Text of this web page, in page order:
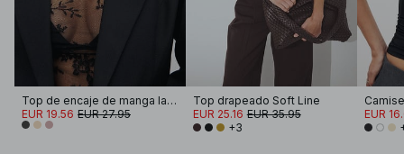
Top de encaje de manga larga
EUR 19.56 EUR 27.95
Top drapeado Soft Line
EUR 25.16 EUR 35.95
+3
EUR